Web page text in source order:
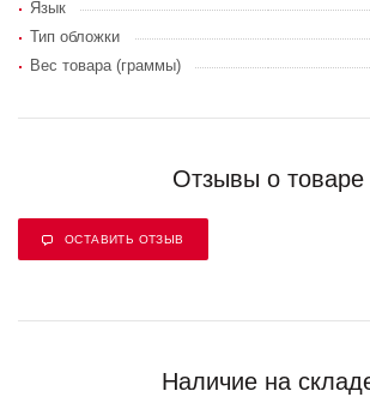
Язык
Тип обложки
Вес товара (граммы)
Отзывы о товаре
ОСТАВИТЬ ОТЗЫВ
Наличие на